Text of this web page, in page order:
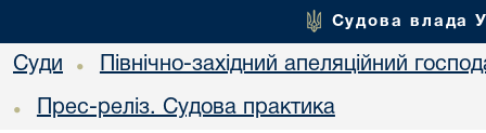
Судова влада
Суди • Північно-західний апеляційний
• Прес-реліз. Судова практика